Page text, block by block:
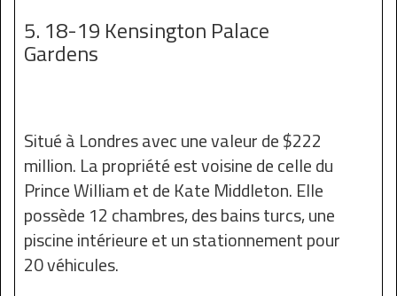
5. 18-19 Kensington Palace
Gardens
Situé à Londres avec une valeur de $222
million. La propriété est voisine de celle du
Prince William et de Kate Middleton. Elle
possède 12 chambres, des bains turcs, une
piscine intérieure et un stationnement pour
20 véhicules.